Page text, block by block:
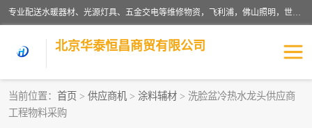
专业配送水暖器材、光源灯具、五金交电等维修物资，飞利浦，佛山照明，世达，博世，九牧，特陶等各产品涉及国内外知名品牌。公司专注与物业、学校、酒店、工厂等单位合作，提供一站式配送服务，降低客户综合成本。依托电子商务改变传统模式，以专业的团队为客户提供24H物资配送到达，货到月结、统一开票，便捷退换等服务，提高了企业的运营效率。
北京华泰恒昌商贸有限公司
当前位置： 首页 > 供应商机 > 涂料辅材 > 洗脸盆冷热水龙头供应商
工程物料采购
水暖阀门